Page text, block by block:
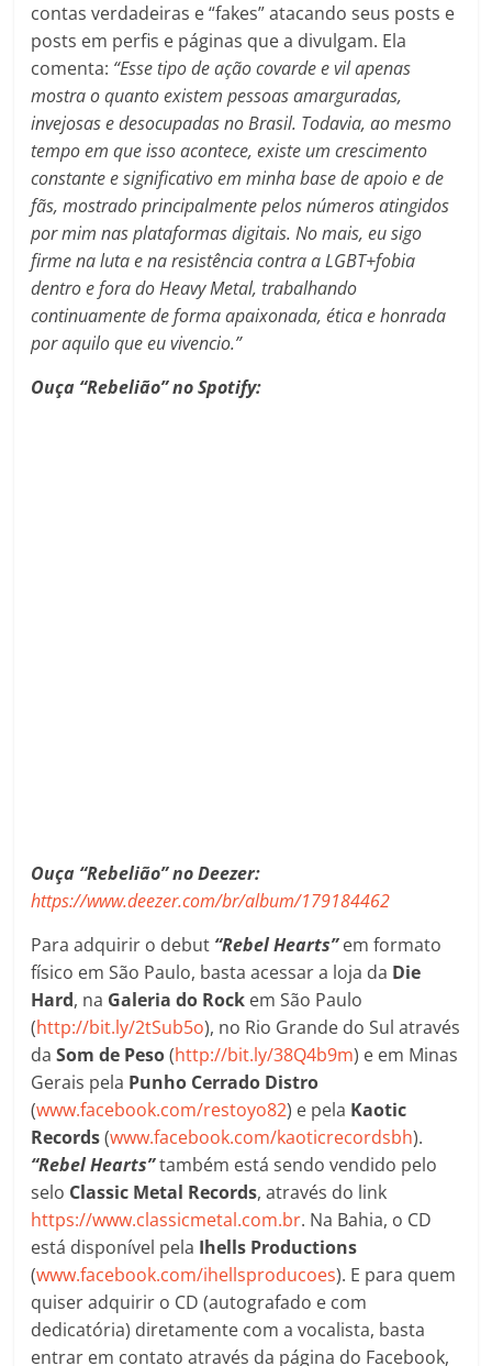
contas verdadeiras e “fakes” atacando seus posts e
posts em perfis e páginas que a divulgam. Ela
comenta: “Esse tipo de ação covarde e vil apenas
mostra o quanto existem pessoas amarguradas,
invejosas e desocupadas no Brasil. Todavia, ao mesmo
tempo em que isso acontece, existe um crescimento
constante e significativo em minha base de apoio e de
fãs, mostrado principalmente pelos números atingidos
por mim nas plataformas digitais. No mais, eu sigo
firme na luta e na resistência contra a LGBT+fobia
dentro e fora do Heavy Metal, trabalhando
continuamente de forma apaixonada, ética e honrada
por aquilo que eu vivencio.”
Ouça “Rebelião” no Spotify:
Ouça “Rebelião” no Deezer:
https://www.deezer.com/br/album/179184462
Para adquirir o debut “Rebel Hearts”em formato
físico em São Paulo, basta acessar a loja da Die
Hard, na Galeria do Rock em São Paulo
(http://bit.ly/2tSub5o), no Rio Grande do Sul através
daSom de Peso(http://bit.ly/38Q4b9m) e em Minas
Gerais pela Punho Cerrado Distro
(www.facebook.com/restoyo82) e pela Kaotic
Records(www.facebook.com/kaoticrecordsbh).
“Rebel Hearts”também está sendo vendido pelo
selo Classic Metal Records, através do link
https://www.classicmetal.com.br. Na Bahia, o CD
está disponível pela Ihells Productions
(www.facebook.com/ihellsproducoes). E para quem
quiser adquirir o CD (autografado e com
dedicatória) diretamente com a vocalista, basta
entrar em contato através da página do Facebook,